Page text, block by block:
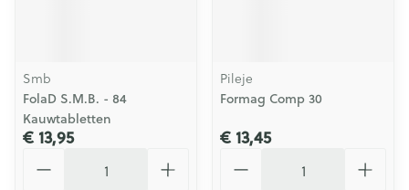
Smb
FolaD S.M.B. - 84
Kauwtabletten
€ 13,95
Pileje
Formag Comp 30
€ 13,45